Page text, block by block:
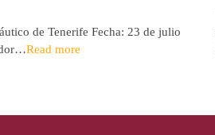
de Tenerife Fecha: 23 de julio
Read more